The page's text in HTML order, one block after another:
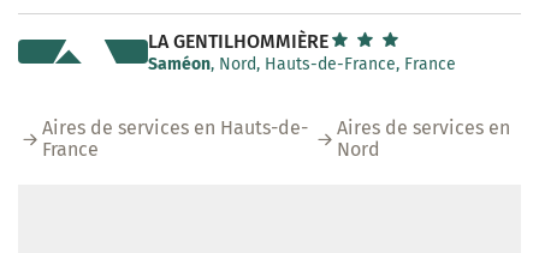
LA GENTILHOMMIÈRE
Saméon, Nord, Hauts-de-France, France
Aires de services en Hauts-de-
France
Aires de services en
Nord